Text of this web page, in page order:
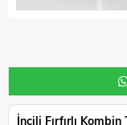
İncili Fırfırlı